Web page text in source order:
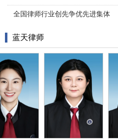
全国律师行业创先争优先进集体
全国工会职工法律援助等维权服务..
全市司法行政系统优秀律师事务所
全市司法行政系统先进集体
公正执法先进单位
山东省职业道德建设先进集体
蓝天律师